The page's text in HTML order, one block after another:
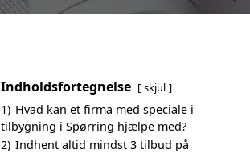
Indholdsfortegnelse skjul
1) Hvad kan et firma med speciale i
tilbygning i Spørring hjælpe med?
2) Indhent altid mindst 3 tilbud på